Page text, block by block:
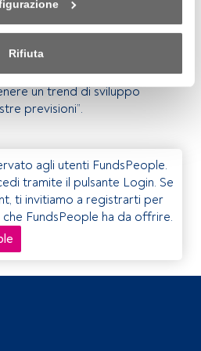
Per saperne di più,
geografica precisi. Analisi
del dispositivo per la sua
stesse. Pubblicità e contenuti
della pubblicità e dei
e sviluppo di servizi.
Rifiuta
al meglio le esigenze
commentatoPaolo Langé,
crescere la ricchezza
a una velocità doppia. Il
un trend di sviluppo
previsioni”.
agli utenti FundsPeople.
tramite il pulsante Login. Se
ti invitiamo a registrarti per
FundsPeople ha da offrire.